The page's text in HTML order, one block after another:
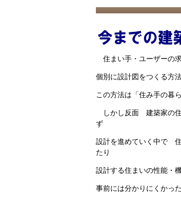
住まい手・ユーザーの
個別に設計図をつくる方法
この方法は「住み手の暮
しかし反面 建築家の住
ず
設計を進めていく中で
たり
設計する住まいの性能・
事前には分かりにくかっ